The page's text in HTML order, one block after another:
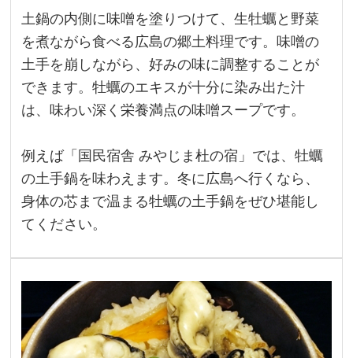
土鍋の内側に味噌を塗りつけて、生牡蠣と野菜
を煮ながら食べる広島の郷土料理です。味噌の
土手を崩しながら、好みの味に調整することが
できます。牡蠣のエキスが十分に染み出た汁
は、味わい深く栄養満点の味噌スープです。
例えば「国民宿舎 みやじま杜の宿」では、牡蠣
の土手鍋を味わえます。冬に広島へ行くなら、
身体の芯まで温まる牡蠣の土手鍋をぜひ堪能し
てください。